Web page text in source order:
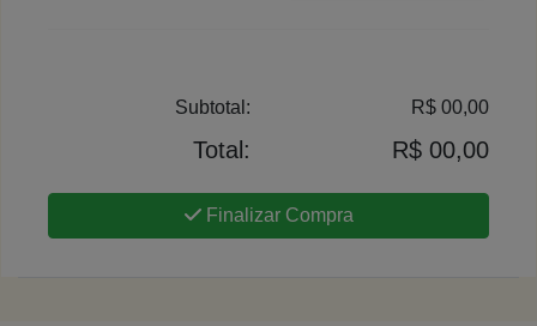
Subtotal:
Total:
R$ 00,00
R$ 00,00
Finalizar Compra